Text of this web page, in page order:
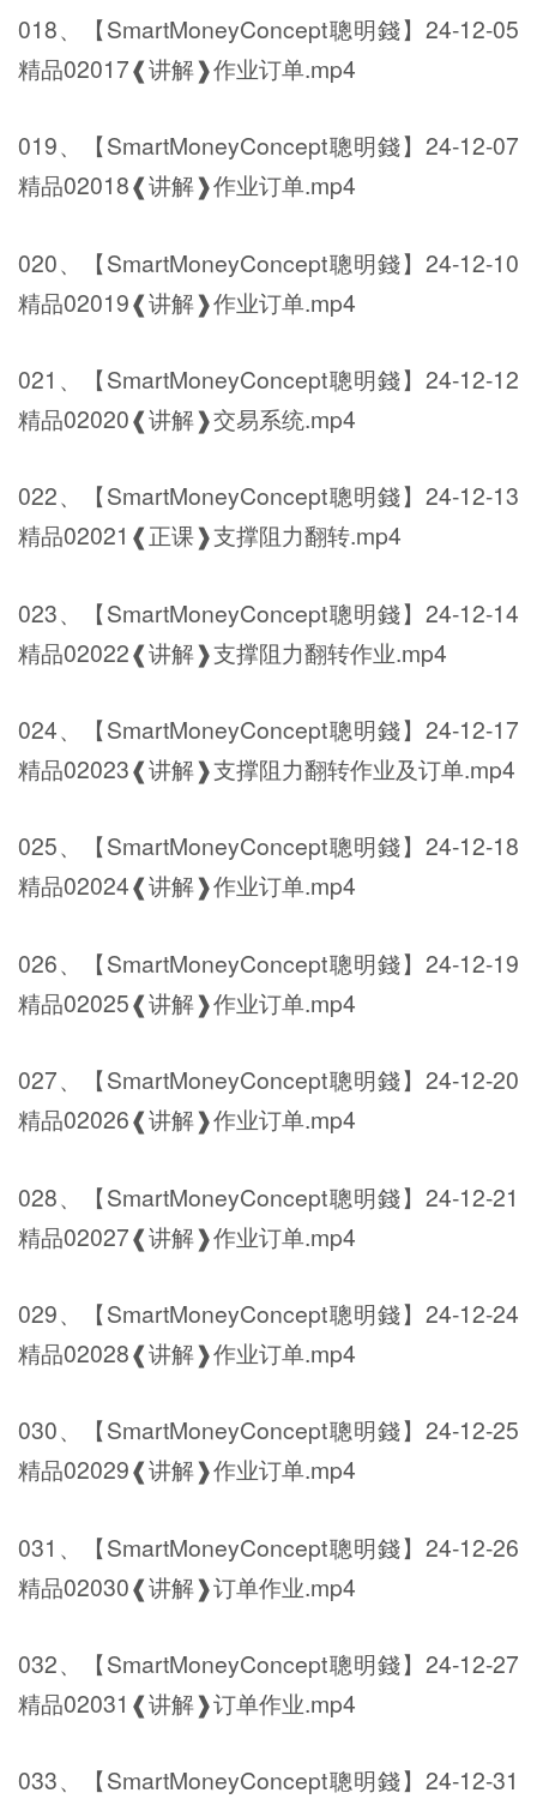
018、【SmartMoneyConcept聰明錢】24-12-05
精品02017❰讲解❱作业订单.mp4
019、【SmartMoneyConcept聰明錢】24-12-07
精品02018❰讲解❱作业订单.mp4
020、【SmartMoneyConcept聰明錢】24-12-10
精品02019❰讲解❱作业订单.mp4
021、【SmartMoneyConcept聰明錢】24-12-12
精品02020❰讲解❱交易系统.mp4
022、【SmartMoneyConcept聰明錢】24-12-13
精品02021❰正课❱支撑阻力翻转.mp4
023、【SmartMoneyConcept聰明錢】24-12-14
精品02022❰讲解❱支撑阻力翻转作业.mp4
024、【SmartMoneyConcept聰明錢】24-12-17
精品02023❰讲解❱支撑阻力翻转作业及订单.mp4
025、【SmartMoneyConcept聰明錢】24-12-18
精品02024❰讲解❱作业订单.mp4
026、【SmartMoneyConcept聰明錢】24-12-19
精品02025❰讲解❱作业订单.mp4
027、【SmartMoneyConcept聰明錢】24-12-20
精品02026❰讲解❱作业订单.mp4
028、【SmartMoneyConcept聰明錢】24-12-21
精品02027❰讲解❱作业订单.mp4
029、【SmartMoneyConcept聰明錢】24-12-24
精品02028❰讲解❱作业订单.mp4
030、【SmartMoneyConcept聰明錢】24-12-25
精品02029❰讲解❱作业订单.mp4
031、【SmartMoneyConcept聰明錢】24-12-26
精品02030❰讲解❱订单作业.mp4
032、【SmartMoneyConcept聰明錢】24-12-27
精品02031❰讲解❱订单作业.mp4
033、【SmartMoneyConcept聰明錢】24-12-31